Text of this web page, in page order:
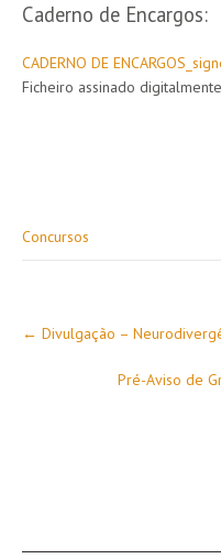
Caderno de Encargos:
CADERNO DE
Ficheiro assinado
Concursos
Post
navigation
← Divulgação –
Pré-Aviso de